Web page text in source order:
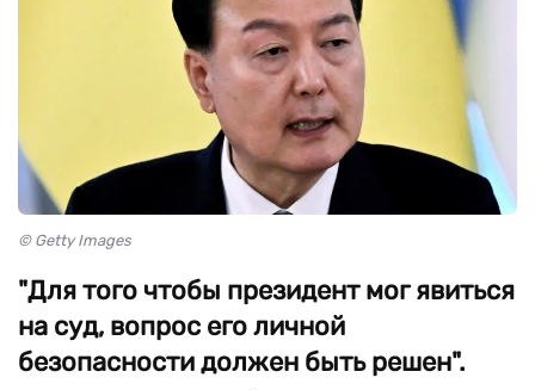
© Getty Images
"Для того чтобы президент мог явиться
на суд, вопрос его личной
безопасности должен быть решен".